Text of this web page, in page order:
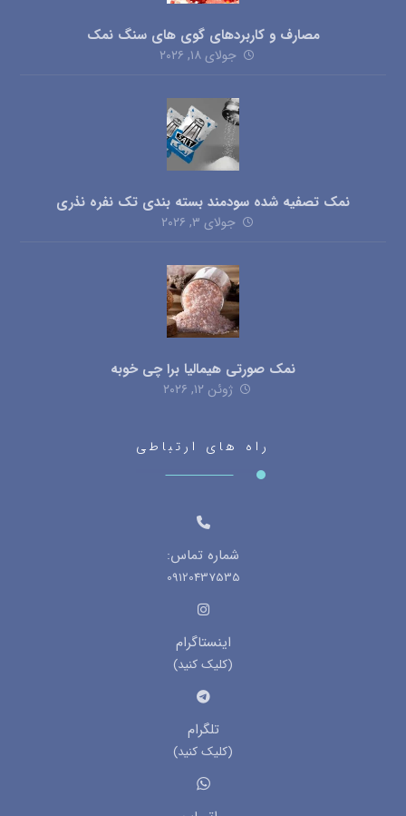
مصارف و کاربردهای گوی های سنگ نمک
جولای ۱۸, ۲۰۲۶
نمک تصفیه شده سودمند بسته بندی تک نفره نذری
جولای ۳, ۲۰۲۶
نمک صورتی هیمالیا برا چی خوبه
ژوئن ۱۲, ۲۰۲۶
راه های ارتباطی
شماره تماس:
09120437535
اینستاگرام
(کلیک کنید)
تلگرام
(کلیک کنید)